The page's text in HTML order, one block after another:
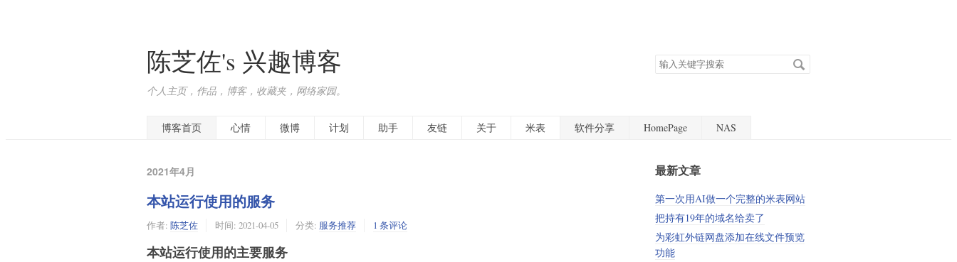
陈芝佐's 兴趣博客
个人主页，作品，博客，收藏夹，网络家园。
搜
博客首页 心情 微博 计划 助手 友链 关于 米表 软件分享 HomePage NAS
2021年4月
本站运行使用的服务
作者: 陈芝佐 时间: 2021-04-05 分类: 服务推荐 1 条评论
本站运行使用的主要服务
最新文章
第一次用AI做一个完整的米表网站
把持有19年的域名给卖了
为彩虹外链网盘添加在线文件预览
功能